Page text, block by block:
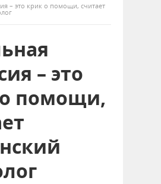
– это крик о помощи, считает
– это
помощи,